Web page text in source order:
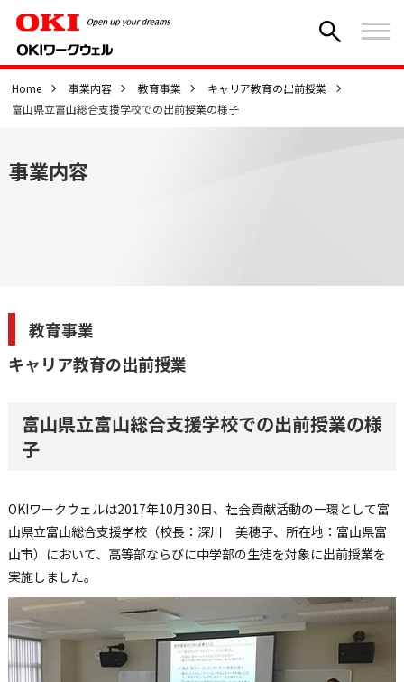
Home 事業内容 教育事業
キャリア教育の出前授業
富山県立富山総合支援学校での出前授業の様子
事業内容
教育事業
キャリア教育の出前授業
富山県立富山総合支援学校での出前授業の様
子
OKIワークウェルは2017年10月30日、社会貢献活動の一環として富
山県立富山総合支援学校（校長：深川 美穂子、所在地：富山県富
山市）において、高等部ならびに中学部の生徒を対象に出前授業を
実施しました。